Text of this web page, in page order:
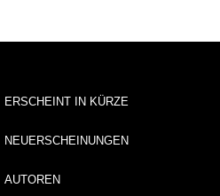
ERSCHEINT IN KÜRZE
NEUERSCHEINUNGEN
AUTOREN